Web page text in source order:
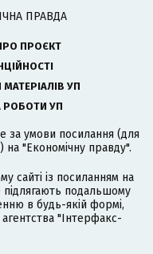
ПРАВДА
ПРОЄКТ
УП
РОБОТИ УП
за умови посилання (для
на "Економічну правду".
сайті із посиланням на
підлягають подальшому
в будь-якій формі,
"Інтерфакс-